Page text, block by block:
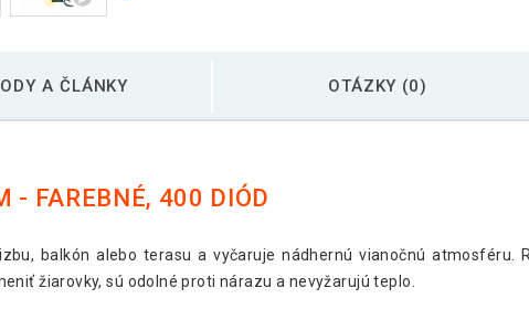
A ČLÁNKY OTÁZKY (0)
- FAREBNÉ, 400 DIÓD
balkón alebo terasu a vyčaruje nádhernú vianočnú atmosféru.
žiarovky, sú odolné proti nárazu a nevyžarujú teplo.